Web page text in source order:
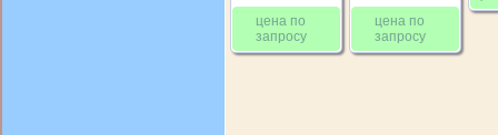
цена по
запросу
цена по
запросу